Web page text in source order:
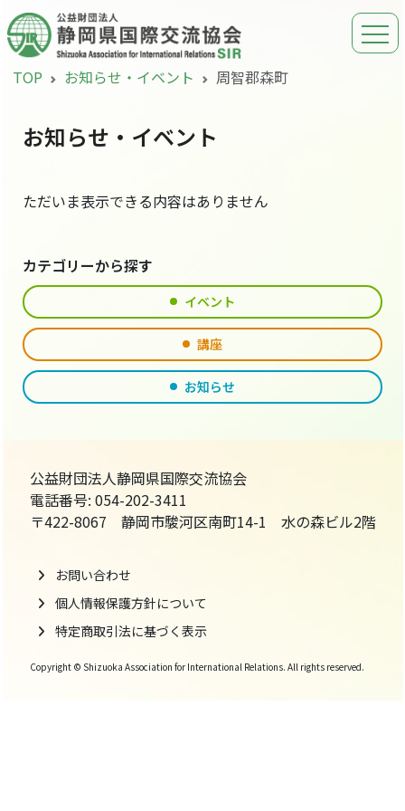
TOP お知らせ・イベント 周智郡森町
カテゴリーから探す
イベント
講座
お知らせ
お知らせ・イベント
ただいま表示できる内容はありません
公益財団法人静岡県国際交流協会
電話番号: 054-202-3411
〒422-8067 静岡市駿河区南町14-1 水の森ビル2階
お問い合わせ
個人情報保護方針について
特定商取引法に基づく表示
Copyright © Shizuoka Association for International Relations. All rights reserved.